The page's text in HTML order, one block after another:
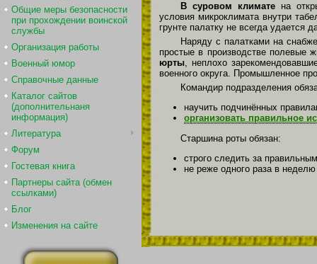
Общие меры безопасности
при прохождении воинской
службы
Организация работы
Военный юмор
Справочные данные
Каталог сайтов
(дополнительнаня
информация)
Литература
Форум
Гостевая книга
Партнеры сайта (обмен
ссылками)
Блог
Изменения на сайте
В суровом климате на
условия микроклимата внутри
грунте палатку не всегда удается
Наряду с палатками на
простые в производстве полевые
юрты, неплохо
военного округа. Промышленное
Командир подразделения
научить подчинённых
организовать правильное
Старшина роты обязан:
строго следить за
не реже одного раза в